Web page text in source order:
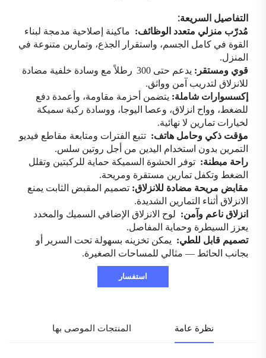
التفاصيل السريعة:
مُدرّب منزلي متعدد الوظائف: ماكينة إصلاحية مدمجة لبناء
القوة في كامل الجسم، واستقرار الجذع، وتمارين متنوعة في
المنزل.
قوي ومستقر: يدعم حتى 300
رطلاً مع وسادة خلفية مضادة
للانزلاق لتدريب آمن وواثق.
إكسسوارات شاملة: يتضمن أحزمة مقاومة، وأعمدة دفع
للضغط، وواح انزلاق، وعصا اليوجا، ووسادة ركبة سميكة
لخيارات تمارين لا نهائية.
مؤقت ذكي وحامل هاتف: تتبع الفترات ومتابعة مقاطع فيديو
التمرين بدون استخدام اليدين من أجل روتين سلس.
راحة مبطنة: توفر الحشوة السميكة حماية للركبتين وتقلل
الضغط وتكفل تمارين مستقرة ومريحة.
مقابض مريحة مضادة للانزلاق: تصميم المقبض الثابت يمنع
الانزلاق أثناء التمارين الشديدة.
انزلاق ناعم وآمن: لوح الانزلاق الإضافي السميك والمخدد
يعزز السيطرة وحماية المفاصل.
تصميم قابل للطي: يمكن تخزينه بسهولة تحت السرير أو
بجانب الحائط — مثالي للمساحات الصغيرة.
استفسار
نظرة عامة المنتجات الموصى بها